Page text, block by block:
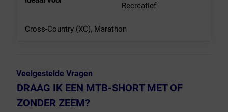
Recreatief
Cross-Country (XC), Marathon
Veelgestelde Vragen
DRAAG IK EEN MTB-SHORT MET OF
ZONDER ZEEM?